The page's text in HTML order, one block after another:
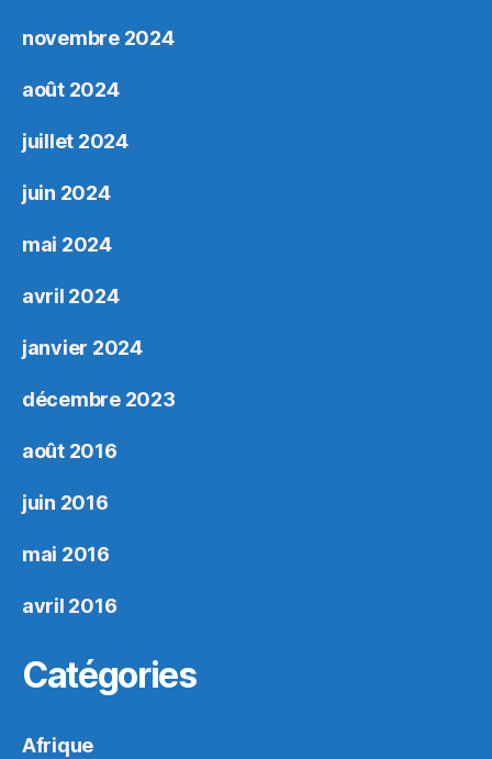
novembre 2024
août 2024
juillet 2024
juin 2024
mai 2024
avril 2024
janvier 2024
décembre 2023
août 2016
juin 2016
mai 2016
avril 2016
Catégories
Afrique